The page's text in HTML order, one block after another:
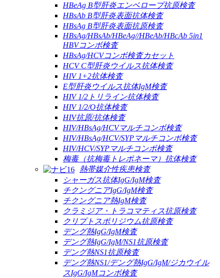
HBeAg B型肝炎エンベロープ抗原検査
HBsAb B型肝炎表面抗体検査
HBsAg B型肝炎表面抗原検査
HBsAg/HBsAb/HBeAg//HBeAb/HBcAb 5in1
HBVコンボ検査
HBsAg/HCVコンボ検査カセット
HCV C型肝炎ウイルス抗体検査
HIV 1+2抗体検査
E型肝炎ウイルス抗体IgM検査
HIV 1/2トリライン抗体検査
HIV 1/2/O抗体検査
HIV抗原/抗体検査
HIV/HBsAg/HCVマルチコンボ検査
HIV/HBsAg/HCV/SYPマルチコンボ検査
HIV/HCV/SYPマルチコンボ検査
梅毒（抗梅毒トレポネーマ）抗体検査
熱帯媒介性疾患検査
シャーガス抗体IgG/IgM検査
チクングニアIgG/IgM検査
チクングニア熱IgM検査
クラミジア・トラコマティス抗原検査
クリプトスポリジウム抗原検査
デング熱IgG/IgM検査
デング熱IgG/IgM/NS1抗原検査
デング熱NS1抗原検査
デング熱NS1/デング熱IgG/IgM/ジカウイル
スIgG/IgMコンボ検査